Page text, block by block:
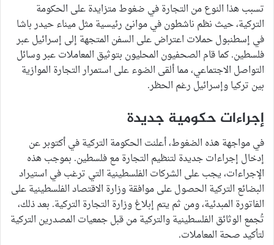
تسبب هذا النوع من التجارة في ضغوط متزايدة على الحكومة
التركية، حيث نظم ناشطون في موانئ رئيسية مثل ميناء حيدر باشا
في إسطنبول حملات اعتراض على السفن المتجهة إلى إسرائيل عبر
فلسطين. كما قام الصحفيون المحليون بتوثيق المعاملات عبر وسائل
التواصل الاجتماعي، مما ألقى الضوء على استمرار التجارة الموازية
بين تركيا وإسرائيل رغم الحظر.
إجراءات حكومية جديدة
في مواجهة هذه الضغوط، أعلنت الحكومة التركية في أكتوبر عن
إدخال إجراءات جديدة لتنظيم التجارة مع فلسطين. بموجب هذه
الإجراءات، يجب على الشركات الفلسطينية التي ترغب في استيراد
البضائع التركية الحصول على موافقة وزارة الاقتصاد الفلسطينية على
الفاتورة المبدئية، ومن ثم يتم إبلاغ وزارة التجارة التركية. بعد ذلك،
تُجمع الوثائق الفلسطينية والتركية من قبل جمعيات المصدرين التركية
لتأكيد صحة المعاملات.